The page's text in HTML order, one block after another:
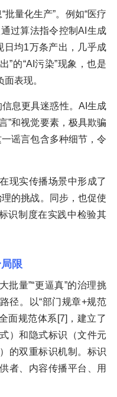
批量化生产”。例如“医疗
过算法指令控制AI生成
日均1万条产出，几乎成
”的“AI污染”现象，也是
表现。
信息更具迷惑性。AI生成
”和视觉要素，极具欺骗
谣言包含多种细节，令
现实传播场景中形成了
的挑战。同步，也促使
识制度在实践中检验其
限
批量”“更逼真”的治理挑
径。以“部门规章+规范
面规范体系[7]，建立了
）和隐式标识（文件元
的双重标识机制。标识
者、内容传播平台、用